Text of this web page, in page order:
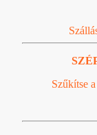
Szűkítse